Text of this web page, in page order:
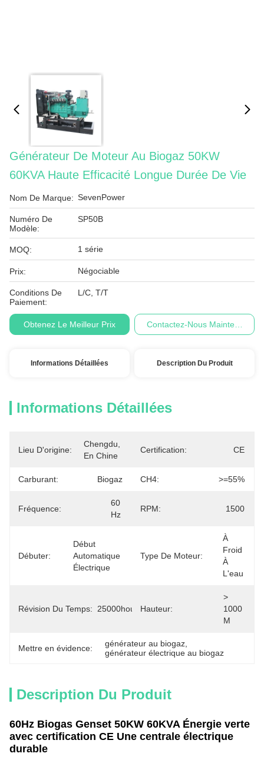
Générateur De Moteur Au Biogaz 50KW
60KVA Haute Efficacité Longue Durée De Vie
Nom De Marque: SevenPower
Numéro De
Modèle:
SP50B
MOQ: 1 série
Prix: Négociable
Conditions De
Paiement:
L/C, T/T
Obtenez Le Meilleur Prix Contactez-Nous Maintenant
Informations Détaillées Description Du Produit
Informations Détaillées
Lieu D'origine:
Chengdu,
En Chine
Certification: CE
Carburant: Biogaz CH4: >=55%
Fréquence:
60
Hz
RPM: 1500
Débuter:
Début
Automatique
Électrique
Type De Moteur:
À
Froid
À
L'eau
Révision Du Temps: 25000hoursHauteur:
>
1000
M
Mettre en évidence: générateur au biogaz
générateur électrique au biogaz
Description Du Produit
60Hz Biogas Genset 50KW 60KVA Énergie verte
avec certification CE Une centrale électrique
durable